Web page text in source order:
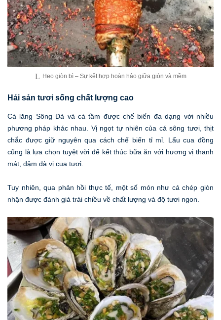
Heo giòn bì – Sự kết hợp hoàn hảo giữa giòn và mềm
Hải sản tươi sống chất lượng cao
Cá lăng Sông Đà và cá tầm được chế biến đa dạng với nhiều
phương pháp khác nhau. Vị ngọt tự nhiên của cá sông tươi, thịt
chắc được giữ nguyên qua cách chế biến tỉ mỉ. Lẩu cua đồng
cũng là lựa chọn tuyệt vời để kết thúc bữa ăn với hương vị thanh
mát, đậm đà vị cua tươi.
Tuy nhiên, qua phản hồi thực tế, một số món như cá chép giòn
nhận được đánh giá trái chiều về chất lượng và độ tươi ngon.